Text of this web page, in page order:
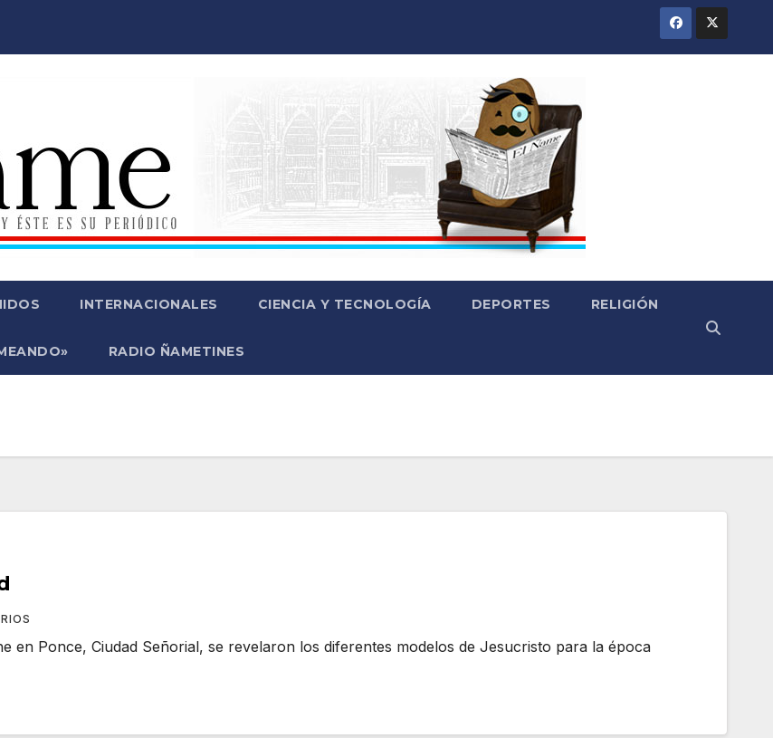
INTERNACIONALES CIENCIA Y TECNOLOGÍA DEPORTES RELIGIÓN
RADIO ÑAMETINES
en Ponce, Ciudad Señorial, se revelaron los diferentes modelos de Jesucristo para la época